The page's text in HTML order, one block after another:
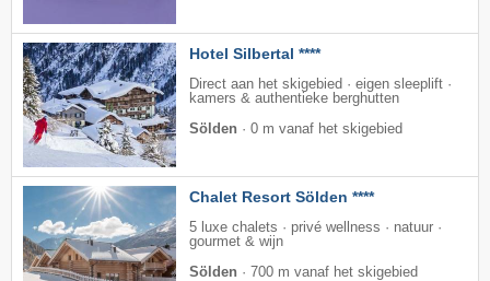
Hotel Silbertal ****
Direct aan het skigebied · eigen sleeplift ·
kamers & authentieke berghutten
Sölden · 0 m vanaf het skigebied
Chalet Resort Sölden ****
5 luxe chalets · privé wellness · natuur ·
gourmet & wijn
Sölden · 700 m vanaf het skigebied